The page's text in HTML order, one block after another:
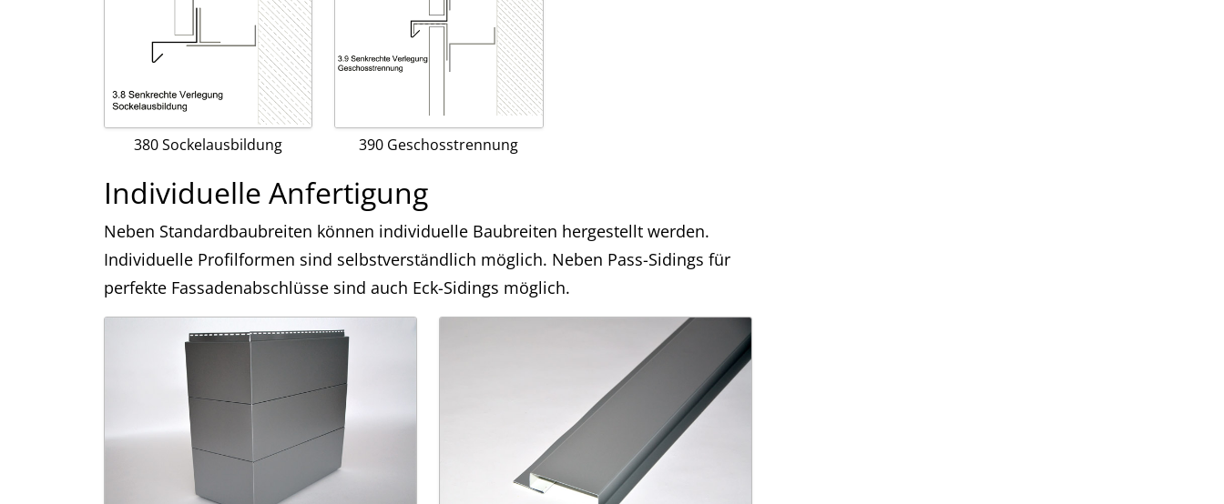
380 Sockelausbildung 390 Geschosstrennung
Individuelle Anfertigung
Neben Standardbaubreiten können individuelle Baubreiten hergestellt werden.
Individuelle Profilformen sind selbstverständlich möglich. Neben Pass-Sidings für
perfekte Fassadenabschlüsse sind auch Eck-Sidings möglich.